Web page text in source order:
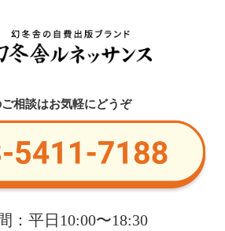
相談はお気軽にどうぞ
：平日10:00〜18:30